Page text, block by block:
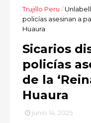
Trujillo Peru /
policías asesinan a
Huaura
Sicarios
policías
de la
Huaura
junio 14, 2025